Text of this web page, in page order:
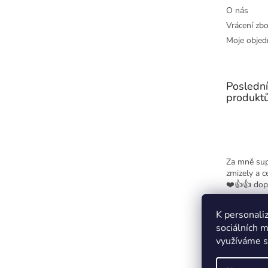
K
sociálních
využíváme
O nás
Vrácení
Moje
Za mně
zmizely a
❤️👍👍